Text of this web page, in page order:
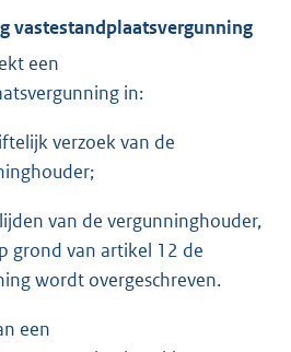
vastestandplaatsvergunning
een
in:
verzoek van de
van de vergunninghouder,
grond van artikel 12 de
wordt overgeschreven.
een